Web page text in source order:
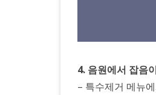
4. 음원에서 잡음
– 특수제거 메뉴